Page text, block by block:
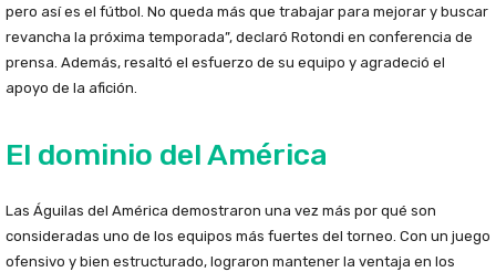
pero así es el fútbol. No queda más que trabajar para mejorar y buscar
revancha la próxima temporada”, declaró Rotondi en conferencia de
prensa. Además, resaltó el esfuerzo de su equipo y agradeció el
apoyo de la afición.
El dominio del América
Las Águilas del América demostraron una vez más por qué son
consideradas uno de los equipos más fuertes del torneo. Con un juego
ofensivo y bien estructurado, lograron mantener la ventaja en los